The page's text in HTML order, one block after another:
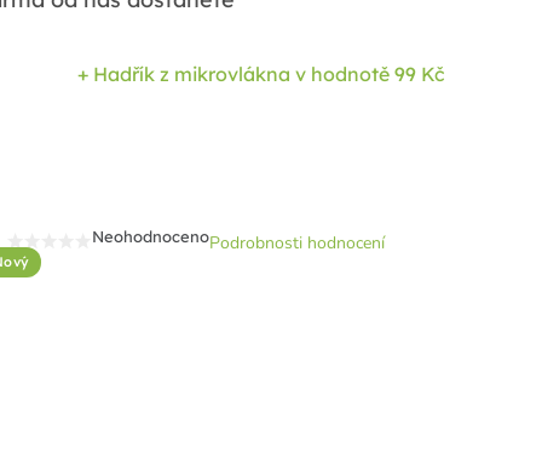
NeohodnocenoPodrobnosti hodnocení
+ Hadřík z mikrovlákna v hodnotě 99 Kč